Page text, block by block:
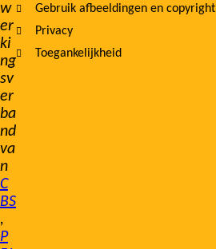
w
er
ki
ng
sv
er
ba
nd
va
n
C
BS
,
P
Gebruik afbeeldingen en copyright
Privacy
Toegankelijkheid